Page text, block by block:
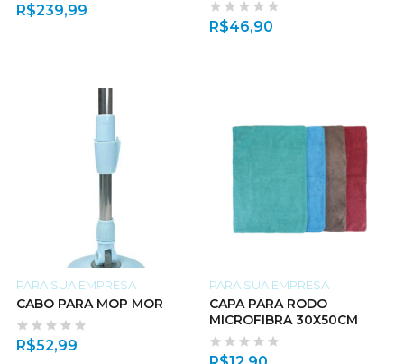
R$239,99
R$46,90
PARA SUA EMPRESA
CABO PARA MOP MOR
R$52,99
PARA SUA EMPRESA
CAPA PARA RODO
MICROFIBRA 30X50CM